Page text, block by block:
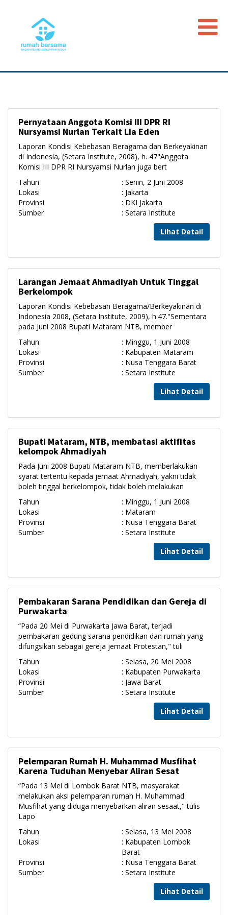
Beranda
Peristiwa
Timeline
Regulasi
Advokasi PGI
Pernyataan Anggota Komisi III DPR RI
Nursyamsi Nurlan Terkait Lia Eden
Laporan Kondisi Kebebasan Beragama dan Berkeyakinan
di Indonesia, (Setara Institute, 2008), h. 47"Anggota
Komisi III DPR RI Nursyamsi Nurlan juga bert
Tahun
: Senin, 2 Juni 2008
Lokasi
: Jakarta
Provinsi
: DKI Jakarta
Sumber
: Setara Institute
Lihat Detail
Larangan Jemaat Ahmadiyah Untuk Tinggal
Berkelompok
Laporan Kondisi Kebebasan Beragama/Berkeyakinan di
Indonesia 2008, (Setara Institute, 2009), h.47."Sementara
pada Juni 2008 Bupati Mataram NTB, member
Tahun
: Minggu, 1 Juni 2008
Lokasi
: Kabupaten Mataram
Provinsi
: Nusa Tenggara Barat
Sumber
: Setara Institute
Lihat Detail
Bupati Mataram, NTB, membatasi aktifitas
kelompok Ahmadiyah
Pada Juni 2008 Bupati Mataram NTB, memberlakukan
syarat tertentu kepada jemaat Ahmadiyah, yakni tidak
boleh tinggal berkelompok, tidak boleh melakukan
Tahun
: Minggu, 1 Juni 2008
Lokasi
: Mataram
Provinsi
: Nusa Tenggara Barat
Sumber
: Setara Institute
Lihat Detail
Pembakaran Sarana Pendidikan dan Gereja di
Purwakarta
“Pada 20 Mei di Purwakarta Jawa Barat, terjadi
pembakaran gedung sarana pendidikan dan rumah yang
difungsikan sebagai gereja jemaat Protestan," tuli
Tahun
: Selasa, 20 Mei 2008
Lokasi
: Kabupaten Purwakarta
Provinsi
: Jawa Barat
Sumber
: Setara Institute
Lihat Detail
Pelemparan Rumah H. Muhammad Musfihat
Karena Tuduhan Menyebar Aliran Sesat
“Pada 13 Mei di Lombok Barat NTB, masyarakat
melakukan aksi pelemparan rumah H. Muhammad
Musfihat yang diduga menyebarkan aliran sesaat," tulis
Lapo
Tahun
: Selasa, 13 Mei 2008
Lokasi
: Kabupaten Lombok
Barat
Provinsi
: Nusa Tenggara Barat
Sumber
: Setara Institute
Lihat Detail